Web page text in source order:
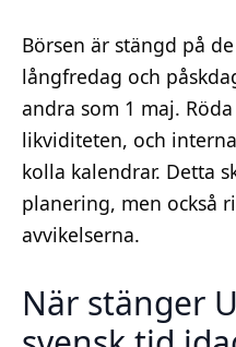
Börsen är stängd på
långfredag och
andra som 1 maj.
likviditeten, och
kolla kalendrar. Detta
planering, men också
avvikelserna.
När stänger